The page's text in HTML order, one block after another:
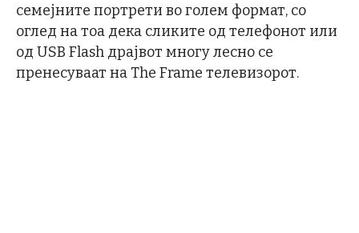
семејните портрети во голем формат, со
оглед на тоа дека сликите од телефонот или
од USB Flash драјвот многу лесно се
пренесуваат на The Frame телевизорот.